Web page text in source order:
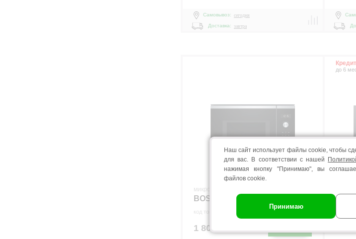
Самовывоз: сегодня
Доставка:
завтра
микроволновая печь встраиваемая
BOSCH BFL554MS0 TM925HUB
код товара 86164
1 806
до 6
Наш сайт использует файлы cookie, чтобы
для вас. В соответствии с нашей
нажимая кнопку "Принимаю", вы
файлов cookie.
Принимаю